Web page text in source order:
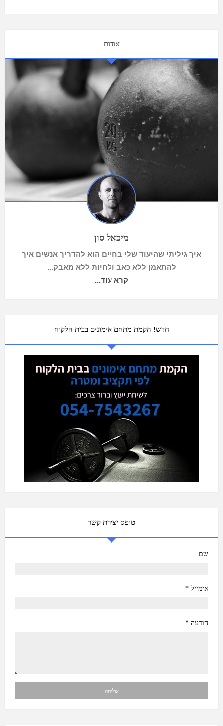
אודות
מיכאל סון
איך גיליתי שהיעוד שלי בחיים הוא להדריך אנשים איך
להתאמן ללא כאב ולחיות ללא מאבק...
קרא עוד...
חדש! הקמת מתחם אימונים בבית הלקוח
טופס יצירת קשר
שם
אימייל *
הודעה *